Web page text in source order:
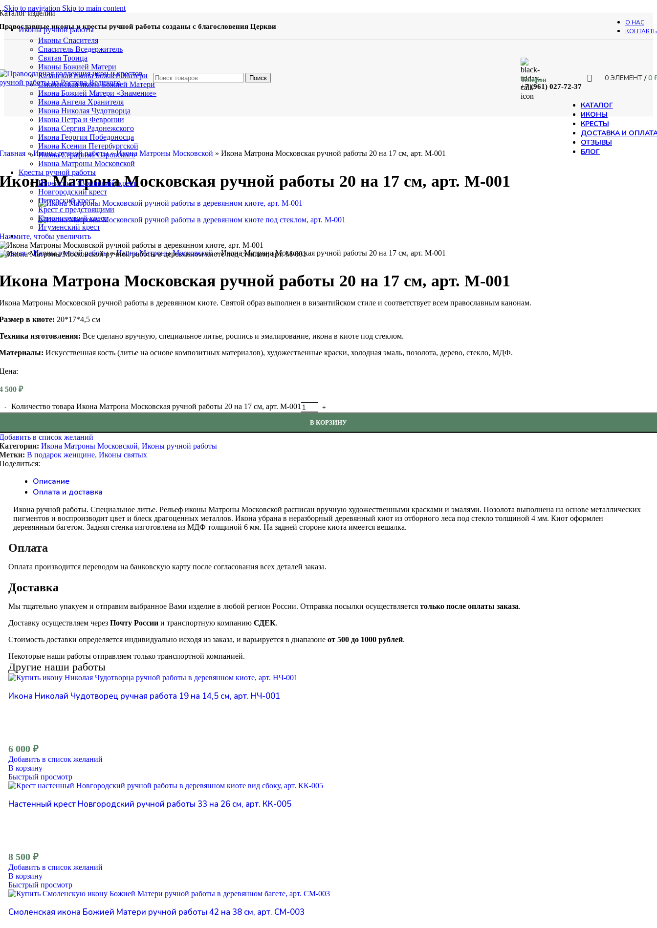
Skip to navigation Skip to main content
иконы и кресты ручной работы созданы с благословения Церкви
О НАС
Поиск Телефон
+7 (961) 027-72-37
0 ЭЛЕМЕНТ / 0
изделий
Иконы ручной работы
Иконы Спасителя
Спаситель Вседержитель
Святая Троица
Иконы Божией Матери
Казанская икона Божьей Матери
Смоленская икона Божией Матери
Икона Божией Матери «Знамение»
Икона Ангела Хранителя
Икона Николая Чудотворца
Икона Петра и Февронии
Икона Сергия Радонежского
Икона Георгия Победоносца
Икона Ксении Петербургской
Икона Серафима Саровского
Икона Матроны Московской
Кресты ручной работы
Иерейский (Воинский) крест
Новгородский крест
Питерский крест
Крест с предстоящими
Канонический крест
Игуменский крест
КАТАЛОГ
ИКОНЫ
КРЕСТЫ
ДОСТАВКА И
ОТЗЫВЫ
БЛОГ
»Иконы ручной работы»Икона Матроны Московской » Икона Матрона Московская ручной работы 20 на 17 см, арт. М-001
Матрона Московская ручной работы 20 на 17 см, арт. М-001
чтобы увеличить
»Иконы ручной работы»Икона Матроны Московской»Икона Матрона Московская ручной работы 20 на 17 см, арт. М-001
Матрона Московская ручной работы 20 на 17 см, арт. М-001
Матроны Московской ручной работы в деревянном киоте. Святой образ выполнен в византийском стиле и соответствует всем православным канонам.
в киоте: 20*17*4,5 см
изготовления: Все сделано вручную, специальное литье, роспись и эмалирование, икона в киоте под стеклом.
Искусственная кость (литье на основе композитных материалов), художественные краски, холодная эмаль, позолота, дерево, стекло, МДФ.
500 ₽
Количество товара Икона Матрона Московская ручной работы 20 на 17 см, арт. М-001
В КОРЗИНУ
в список желаний
Икона Матроны Московской, Иконы ручной работы
В подарок женщине, Иконы святых
Описание
Оплата и доставка
Икона ручной работы. Специальное литье. Рельеф иконы Матроны Московской расписан вручную художественными красками и эмалями. Позолота выполнена на основе металлических
пигментов и воспроизводит цвет и блеск драгоценных металлов. Икона убрана в неразборный деревянный киот из отборного леса под стекло толщиной 4 мм. Киот оформлен
деревянным багетом. Задняя стенка изготовлена из МДФ толщиной 6 мм. На задней стороне киота имеется вешалка.
Оплата
Оплата производится переводом на банковскую карту после согласования всех деталей заказа.
Доставка
Мы тщательно упакуем и отправим выбранное Вами изделие в любой регион России. Отправка посылки осуществляется только после оплаты заказа.
Доставку осуществляем через Почту России и транспортную компанию СДЕК.
Стоимость доставки определяется индивидуально исходя из заказа, и варьируется в диапазоне от 500 до 1000 рублей.
Некоторые наши работы отправляем только транспортной компанией.
Другие наши работы
Икона Николай Чудотворец ручная работа 19 на 14,5 см, арт. НЧ-001
6 000 ₽
Добавить в список желаний
В корзину
Быстрый просмотр
Настенный крест Новгородский ручной работы 33 на 26 см, арт. КК-005
8 500 ₽
Добавить в список желаний
В корзину
Быстрый просмотр
Смоленская икона Божией Матери ручной работы 42 на 38 см, арт. СМ-003